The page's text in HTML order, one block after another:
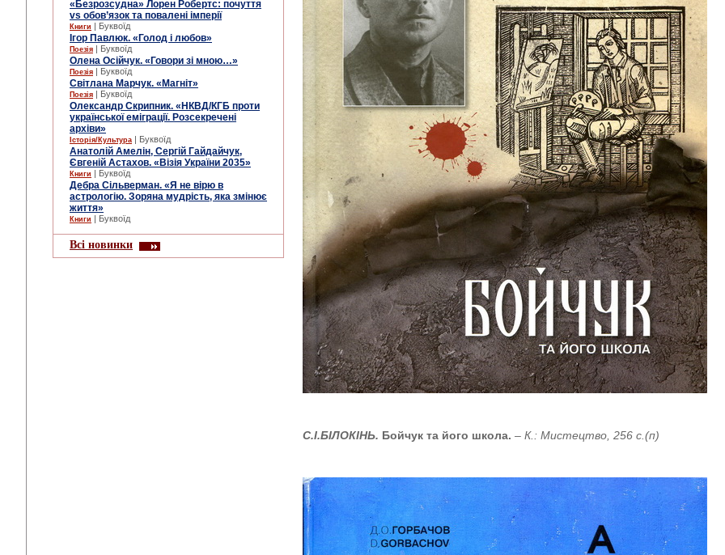
«Безрозсудна» Лорен Робертс: почуття
vs обов’язок та повалені імперії
Книги | Буквоїд
Ігор Павлюк. «Голод і любов»
Поезія | Буквоїд
Олена Осійчук. «Говори зі мною…»
Поезія | Буквоїд
Світлана Марчук. «Магніт»
Поезія | Буквоїд
Олександр Скрипник. «НКВД/КГБ проти
української еміграції. Розсекречені
архіви»
Історія/Культура | Буквоїд
Анатолій Амелін, Сергій Гайдайчук,
Євгеній Астахов. «Візія України 2035»
Книги | Буквоїд
Дебра Сільверман. «Я не вірю в
астрологію. Зоряна мудрість, яка змінює
життя»
Книги | Буквоїд
Всі новинки
С.І.БІЛОКІНЬ. Бойчук та його школа.– К.: Мистецтво, 256 с.(п)